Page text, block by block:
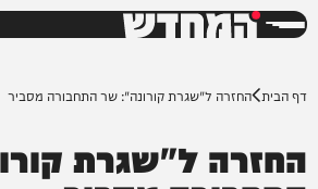
המחדש
דף הבית החזרה ל"שגרת קורונה": שר התחבורה מסביר
החזרה ל"שגרת